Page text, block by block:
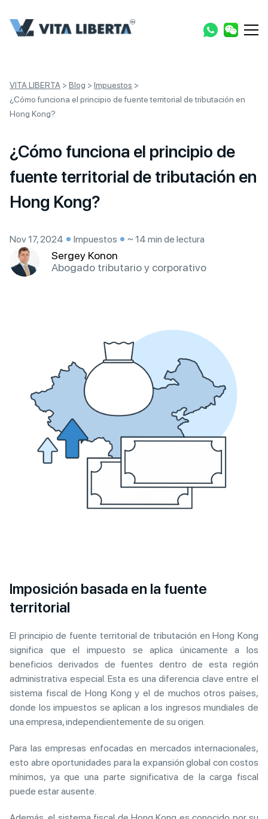
VITA LIBERTA > Blog > Impuestos >
¿Cómo funciona el principio de fuente territorial de tributación en
Hong Kong?
¿Cómo funciona el principio de
fuente territorial de tributación en
Hong Kong?
Nov 17, 2024 Impuestos ~ 14 min de lectura
Sergey Konon
Abogado tributario y corporativo
Imposición basada en la fuente
territorial
El principio de fuente territorial de tributación en Hong Kong
significa que el impuesto se aplica únicamente a los
beneficios derivados de fuentes dentro de esta región
administrativa especial. Esta es una diferencia clave entre el
sistema fiscal de Hong Kong y el de muchos otros países,
donde los impuestos se aplican a los ingresos mundiales de
una empresa, independientemente de su origen.
Para las empresas enfocadas en mercados internacionales,
esto abre oportunidades para la expansión global con costos
mínimos, ya que una parte significativa de la carga fiscal
puede estar ausente.